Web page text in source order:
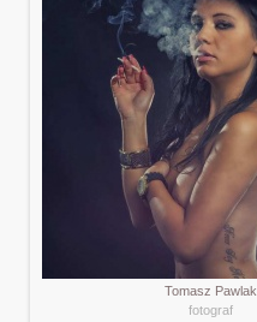
Tomasz Pawlak
fotograf